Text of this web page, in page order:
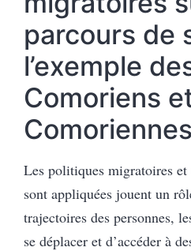
parcours de
l’exemple
Comoriens
Comoriennes
Les politiques migratoires
sont appliquées jouent un
trajectoires des personnes,
se déplacer et d’accéder à